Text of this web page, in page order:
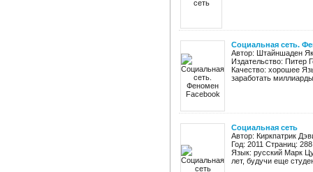
Социальная сеть.
Автор: Штайншаден
Издательство: Питер
Качество: хорошее
заработать
Социальная сеть
Автор: Киркпатрик
Год: 2011 Страниц:
Язык: русский Марк
лет, будучи еще